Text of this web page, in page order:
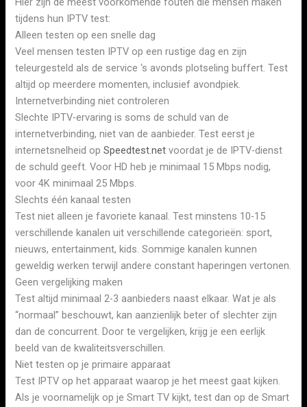
tijdens hun IPTV test:
Alleen testen op een snelle dag
Veel mensen testen IPTV op een rustige dag en zijn
teleurgesteld als de service ‘s avonds plotseling buffert. Test
altijd op meerdere momenten, inclusief avondpiek.
Internetverbinding niet controleren
Slechte IPTV-ervaring is soms de schuld van de
internetverbinding, niet van de aanbieder. Test eerst je
internetsnelheid opSpeedtest.net voordat je de IPTV-dienst
de schuld geeft. Voor HD heb je minimaal 15 Mbps nodig,
voor 4K minimaal 25 Mbps.
Slechts één kanaal testen
Test niet alleen je favoriete kanaal. Test minstens 10-15
verschillende kanalen uit verschillende categorieën: sport,
nieuws, entertainment, kids. Sommige kanalen kunnen
geweldig werken terwijl andere constant haperingen vertonen.
Geen vergelijking maken
Test altijd minimaal 2-3 aanbieders naast elkaar. Wat je als
“normaal” beschouwt, kan aanzienlijk beter of slechter zijn
dan de concurrent. Door te vergelijken, krijg je een eerlijk
beeld van de kwaliteitsverschillen.
Niet testen op je primaire apparaat
Test IPTV op het apparaat waarop je het meest gaat kijken.
Als je voornamelijk op je Smart TV kijkt, test dan op de Smart